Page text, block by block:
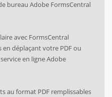
bureau Adobe FormsCentral
avec FormsCentral
en déplaçant votre PDF ou
en ligne Adobe
au format PDF remplissables